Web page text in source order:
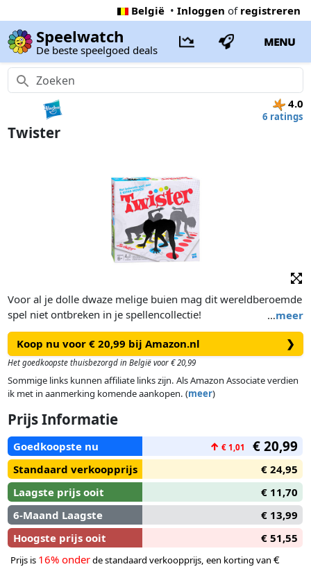
België • Inloggen of registreren
Speelwatch
De beste speelgoed deals
MENU
4.0
6 ratings
Twister
…meer
Voor al je dolle dwaze melige buien mag dit wereldberoemde
spel niet ontbreken in je spellencollectie!
Twister staat voor uren lachen, gieren, brullen! Laat de
draaiwijzer draaien en roep de opdrachten. De spelers
moeten het genoemde lichaamsdeel zo snel mogelijk naar de
genoemde kleur stip verplaatsen. Als je met je knie of
elleboog op de mat komt, of als je omvalt, ben je AF! De
Koop nu voor € 20,99 bij Amazon.nl ❯
Het goedkoopste thuisbezorgd in België voor € 20,99
Sommige links kunnen affiliate links zijn. Als Amazon Associate verdien
ik met in aanmerking komende aankopen. (meer)
Prijs Informatie
Goedkoopste nu ↑ € 1,01 € 20,99
Standaard verkoopprijs
€ 24,95
Laagste prijs ooit
€ 11,70
6-Maand Laagste
€ 13,99
Hoogste prijs ooit
€ 51,55
Prijs is 16% onderde standaard verkoopprijs, een korting van €